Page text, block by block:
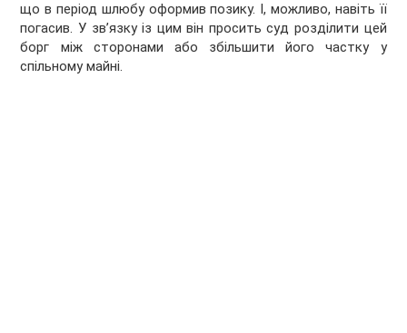
що в період шлюбу оформив позику. І, можливо, навіть її
погасив. У зв’язку із цим він просить суд розділити цей
борг між сторонами або збільшити його частку у
спільному майні.